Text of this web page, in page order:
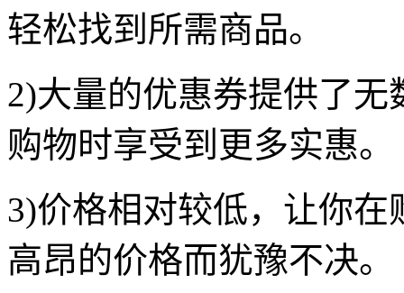
轻松找到所需商品。
2)大量的优惠券提供了
购物时享受到更多实惠。
3)价格相对较低，让你
高昂的价格而犹豫不决。